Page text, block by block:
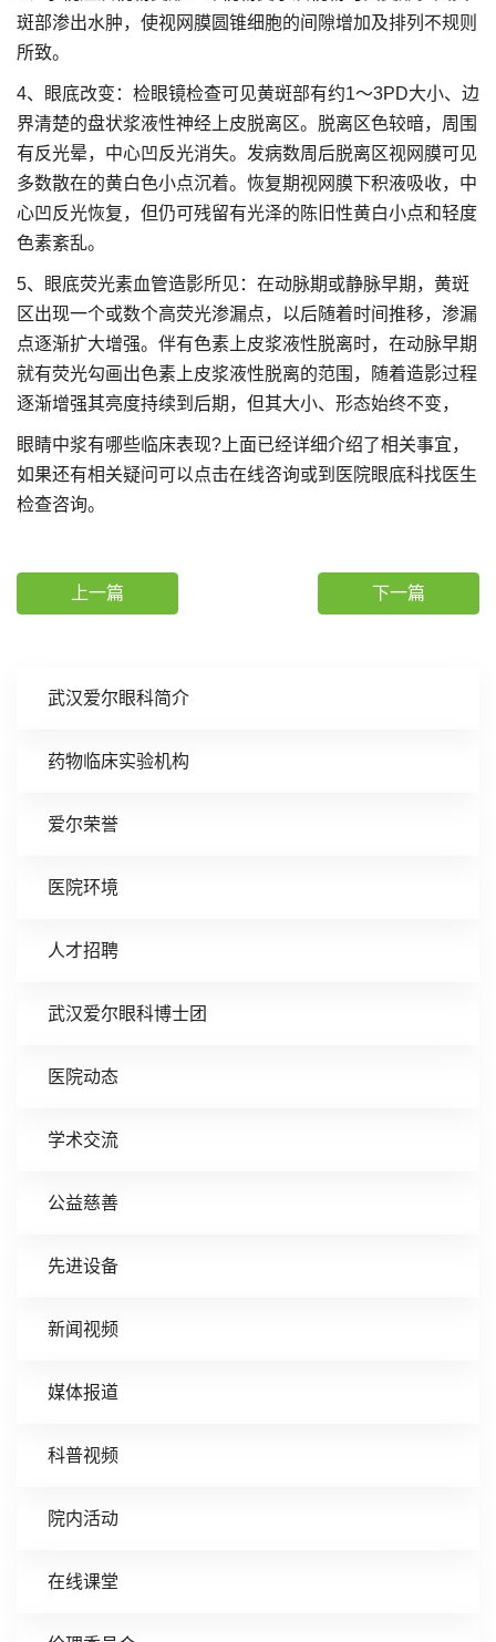
武汉爱尔眼科简介
药物临床实验机构
爱尔荣誉
医院环境
人才招聘
武汉爱尔眼科博士团
医院动态
学术交流
公益慈善
先进设备
新闻视频
媒体报道
科普视频
院内活动
在线课堂
斑部渗出水肿，使视网膜圆锥细胞的间隙增加及排列不规则
所致。
4、眼底改变：检眼镜检查可见黄斑部有约1～3PD大小、边
界清楚的盘状浆液性神经上皮脱离区。脱离区色较暗，周围
有反光晕，中心凹反光消失。发病数周后脱离区视网膜可见
多数散在的黄白色小点沉着。恢复期视网膜下积液吸收，中
心凹反光恢复，但仍可残留有光泽的陈旧性黄白小点和轻度
色素紊乱。
5、眼底荧光素血管造影所见：在动脉期或静脉早期，黄斑
区出现一个或数个高荧光渗漏点，以后随着时间推移，渗漏
点逐渐扩大增强。伴有色素上皮浆液性脱离时，在动脉早期
就有荧光勾画出色素上皮浆液性脱离的范围，随着造影过程
逐渐增强其亮度持续到后期，但其大小、形态始终不变，
眼睛中浆有哪些临床表现?上面已经详细介绍了相关事宜，
如果还有相关疑问可以点击在线咨询或到医院眼底科找医生
检查咨询。
上一篇 下一篇